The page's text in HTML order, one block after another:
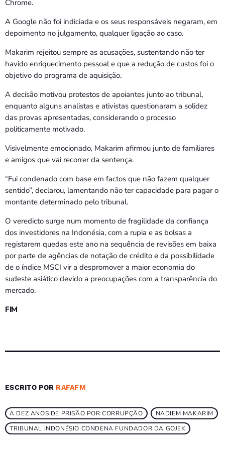
Chrome.
A Google não foi indiciada e os seus responsáveis negaram, em
depoimento no julgamento, qualquer ligação ao caso.
Makarim rejeitou sempre as acusações, sustentando não ter
havido enriquecimento pessoal e que a redução de custos foi o
objetivo do programa de aquisição.
A decisão motivou protestos de apoiantes junto ao tribunal,
enquanto alguns analistas e ativistas questionaram a solidez
das provas apresentadas, considerando o processo
politicamente motivado.
Visivelmente emocionado, Makarim afirmou junto de familiares
e amigos que vai recorrer da sentença.
“Fui condenado com base em factos que não fazem qualquer
sentido”, declarou, lamentando não ter capacidade para pagar o
montante determinado pelo tribunal.
O veredicto surge num momento de fragilidade da confiança
dos investidores na Indonésia, com a rupia e as bolsas a
registarem quedas este ano na sequência de revisões em baixa
por parte de agências de notação de crédito e da possibilidade
de o índice MSCI vir a despromover a maior economia do
sudeste asiático devido a preocupações com a transparência do
mercado.
FIM
ESCRITO POR RAFAFM
A DEZ ANOS DE PRISÃO POR CORRUPÇÃO
NADIEM MAKARIM
TRIBUNAL INDONÉSIO CONDENA FUNDADOR DA GOJEK